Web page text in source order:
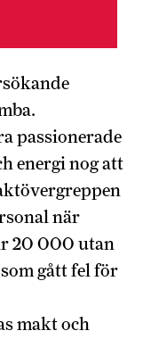
passionerade
energi nog att
när
20 000 utan
gått fel för
makt och